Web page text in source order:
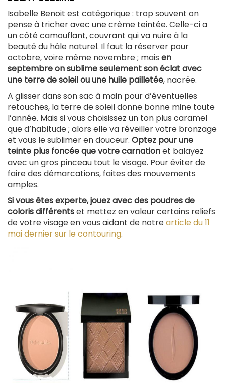
Isabelle Benoit est catégorique : trop souvent on
pense à tricher avec une crème teintée. Celle-ci a
un côté camouflant, couvrant qui va nuire à la
beauté du hâle naturel. Il faut la réserver pour
octobre, voire même novembre ; mais en
septembre on sublime seulement son éclat avec
une terre de soleil ou une huile pailletée, nacrée.
A glisser dans son sac à main pour d’éventuelles
retouches, la terre de soleil donne bonne mine toute
l’année. Mais si vous choisissez un ton plus caramel
que d’habitude ; alors elle va réveiller votre bronzage
et vous le sublimer en douceur. Optez pour une
teinte plus foncée que votre carnationet balayez
avec un gros pinceau tout le visage. Pour éviter de
faire des démarcations, faites des mouvements
amples.
Si vous êtes experte, jouez avec des poudres de
coloris différentset mettez en valeur certains reliefs
de votre visage en vous aidant de notrearticle du 11
mai dernier sur le contouring.